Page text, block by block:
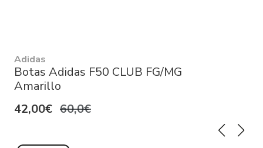
Adidas
Botas Adidas F50 CLUB FG/MG
Amarillo
42,00€ 60,0€